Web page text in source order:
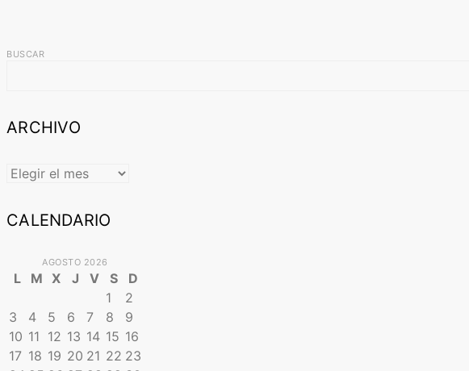
BUSCAR
ARCHIVO
ARCHIVO
CALENDARIO
AGOSTO 2026
L M X J V S
D
1
2
3
4 5 6 7 8
9
10 11 12 13 14 15 16
17 18 19 20 21 22 23